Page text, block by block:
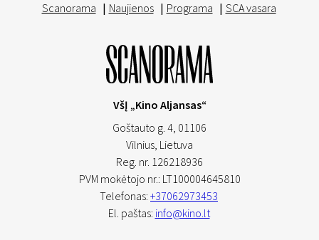
Scanorama | Naujienos | Programa | SCA vasara
VšĮ „Kino Aljansas“
Goštauto g. 4, 01106
Vilnius, Lietuva
Reg. nr. 126218936
PVM mokėtojo nr.: LT100004645810
Telefonas: +37062973453
El. paštas: info@kino.lt